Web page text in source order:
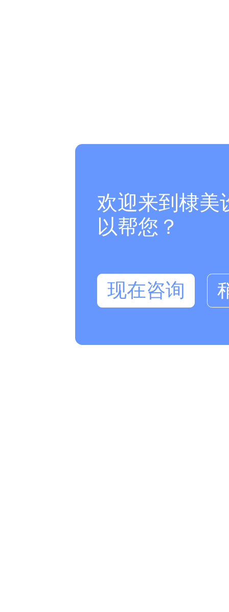
欢迎来到棣美
以帮您？
现在咨询